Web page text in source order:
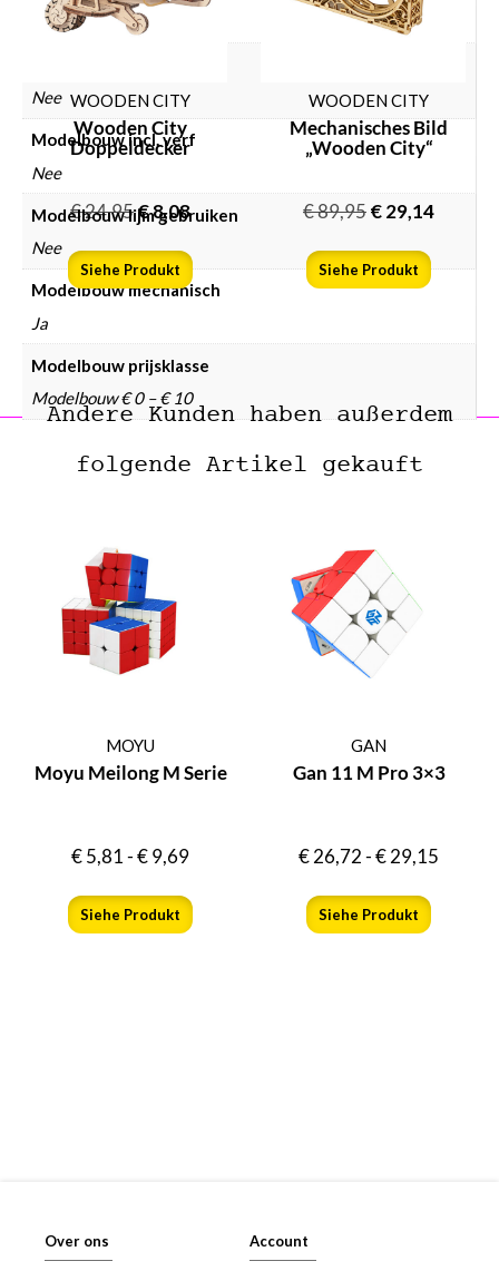
Kinderen, Volwassenen
Nee
Modelbouw incl. verf
Nee
Modelbouw lijm gebruiken
Nee
Modelbouw mechanisch
Ja
Modelbouw prijsklasse
Modelbouw € 0 – € 10
WOODEN CITY
Wooden City
Doppeldecker
€24,95€8,08
Siehe Produkt
WOODEN CITY
Mechanisches Bild
„Wooden City“
€89,95€29,14
Siehe Produkt
Andere Kunden haben außerdem
folgende Artikel gekauft
MOYU
Moyu Meilong M Serie
€5,81-€9,69
Siehe Produkt
GAN
Gan 11 M Pro 3×3
€26,72-€29,15
Siehe Produkt
Over ons Account